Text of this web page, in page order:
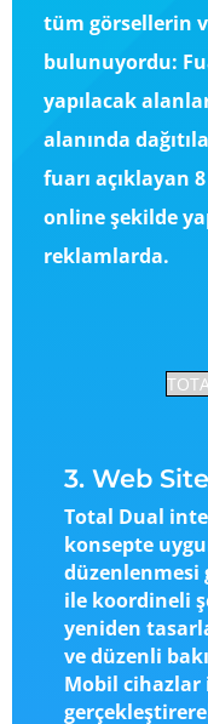
tüm görsellerin
bulunuyordu:
yapılacak
alanında
fuarı açıklayan
online şekilde
reklamlarda.
3. Web
Total Dual
konsepte
ile koordineli
yeniden
ve düzenli
Mobil